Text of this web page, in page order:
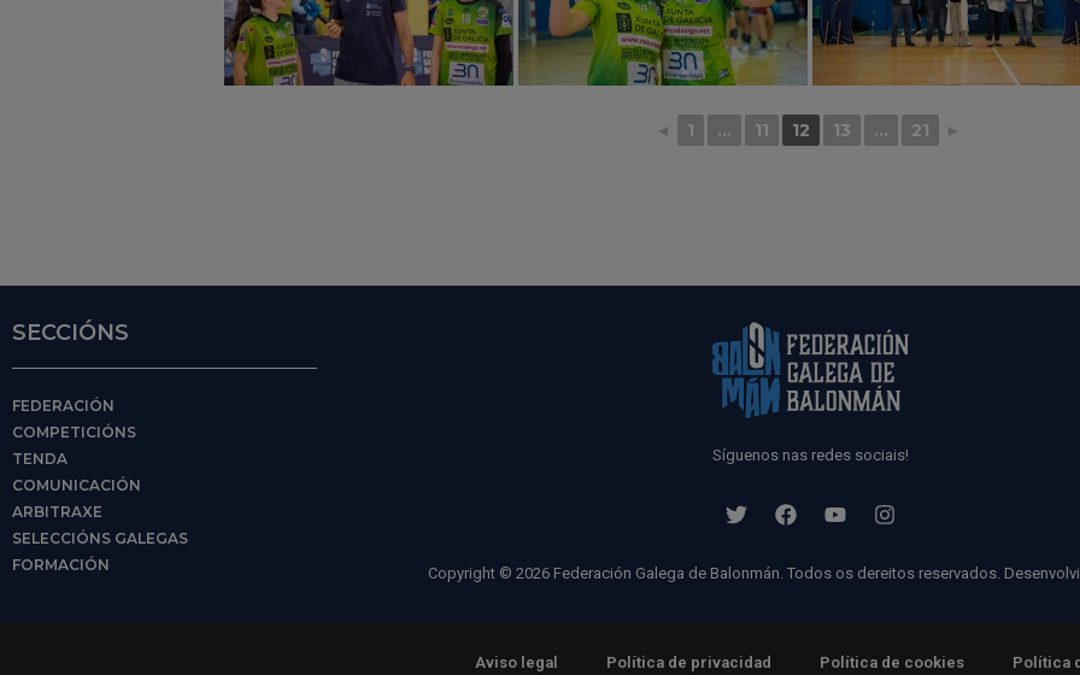
◄ 1 ... 11 12 13 ... 21 ►
SECCIÓNS
FEDERACIÓN
COMPETICIÓNS
TENDA
COMUNICACIÓN
ARBITRAXE
SELECCIÓNS GALEGAS
FORMACIÓN
Síguenos nas redes sociais!
Copyright © 2026 Federación Galega de Balonmán. Todos os dereitos reservados.
Aviso legal Política de privacidad Política de cookies Política